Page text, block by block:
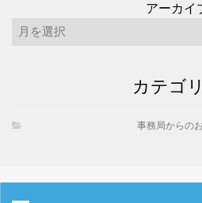
アーカイ
カテゴ
事務局からの